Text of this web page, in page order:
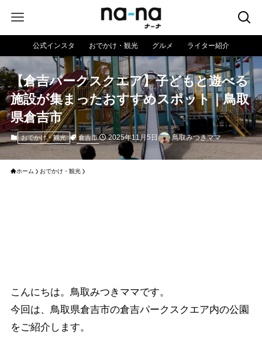
公式インスタ おでかけ・観光 グルメ ライター紹介
【倉吉パークスクエア】子どもと遊べる
施設が集まったおすすめスポット｜鳥取
県倉吉市
おでかけ・観光 倉吉市 2025年11月5日 鳥取みつきママ
ホーム おでかけ・観光
こんにちは。鳥取みつきママです。
今回は、鳥取県倉吉市の倉吉パークスクエア内の公園
をご紹介します。